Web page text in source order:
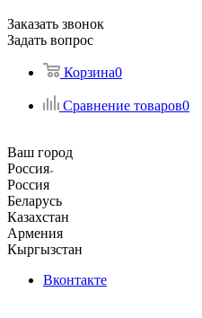
Заказать звонок
Задать вопрос
Корзина0
Сравнение товаров0
Ваш город
Россия
Россия
Беларусь
Казахстан
Армения
Кыргызстан
Вконтакте